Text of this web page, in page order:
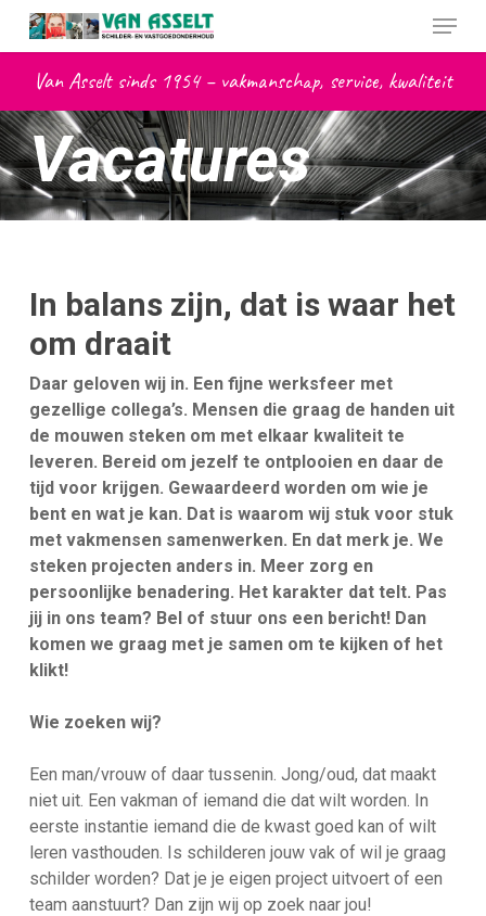
Skip
content
Menu
Van Asselt sinds 1954 – vakmanschap, service, kwaliteit
Vacatures
In balans zijn, dat is waar het
om draait
Daar geloven wij in. Een fijne werksfeer met
gezellige collega’s. Mensen die graag de handen uit
de mouwen steken om met elkaar kwaliteit te
leveren. Bereid om jezelf te ontplooien en daar de
tijd voor krijgen. Gewaardeerd worden om wie je
bent en wat je kan. Dat is waarom wij stuk voor stuk
met vakmensen samenwerken. En dat merk je. We
steken projecten anders in. Meer zorg en
persoonlijke benadering. Het karakter dat telt. Pas
jij in ons team? Bel of stuur ons een bericht! Dan
komen we graag met je samen om te kijken of het
klikt!
Wie zoeken wij?
Een man/vrouw of daar tussenin. Jong/oud, dat maakt
niet uit. Een vakman of iemand die dat wilt worden. In
eerste instantie iemand die de kwast goed kan of wilt
leren vasthouden. Is schilderen jouw vak of wil je graag
schilder worden? Dat je je eigen project uitvoert of een
team aanstuurt? Dan zijn wij op zoek naar jou!